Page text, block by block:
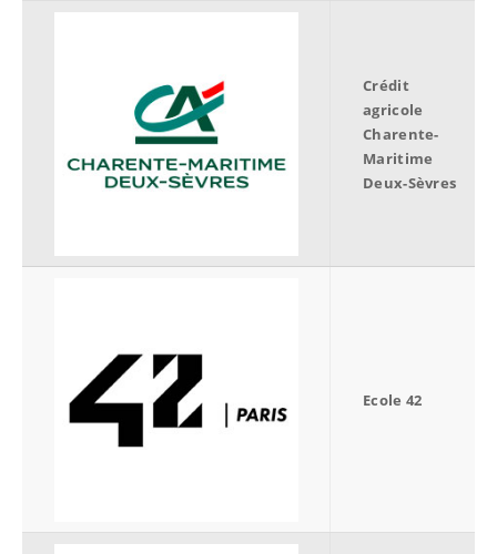
Crédit
agricole
Charente-
Maritime
Deux-Sèvres
Ecole 42